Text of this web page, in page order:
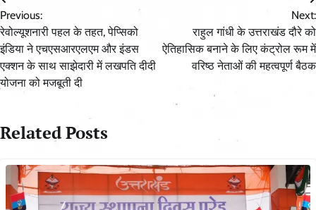
navigation
Previous:
रेवोल्यूशनारी पहल के तहत, पेप्सिको
इंडिया ने एचएसआरएलएम और इंडस
एक्शन के साथ साझेदारी में लखपति दीदी
योजना को मजबूती दी
Next:
राहुल गांधी के उत्तराखंड दौरे को
ऐतिहासिक बनाने के लिए कंट्रोल रूम में
वरिष्ठ नेताओं की महत्वपूर्ण बैठक
Related Posts